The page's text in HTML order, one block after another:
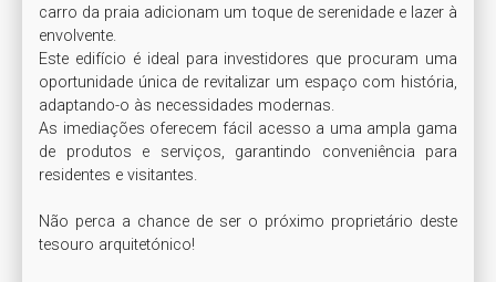
carro da praia adicionam um toque de serenidade e lazer à
envolvente.
Este edifício é ideal para investidores que procuram uma
oportunidade única de revitalizar um espaço com história,
adaptando-o às necessidades modernas.
As imediações oferecem fácil acesso a uma ampla gama
de produtos e serviços, garantindo conveniência para
residentes e visitantes.
Não perca a chance de ser o próximo proprietário deste
tesouro arquitetónico!